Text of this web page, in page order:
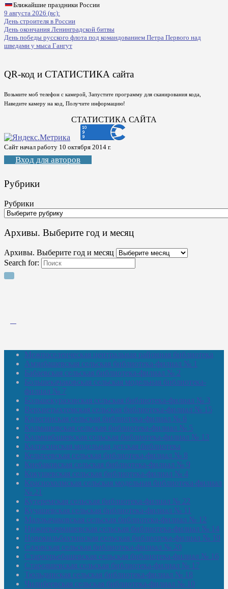
Ближайшие праздники России
9 августа 2026 (вс):
День строителя в России
День окончания Ленинградской битвы
День победы русского флота под командованием Петра Первого над
шведами у мыса Гангут
QR-код и СТАТИСТИКА сайта
Возьмите моб телефон с камерой, Запустите программу для сканирования кода,
Наведите камеру на код, Получите информацию!
СТАТИСТИКА САЙТА
Сайт начал работу 10 октября 2014 г.
Вход для авторов
Рубрики
Рубрики
Архивы. Выберите год и месяц
Архивы. Выберите год и месяц
Search for:
Межпоселенческая центральная районная библиотека
Амзибашевская сельская библиотека-филиал № 1
Бабаевская сельская библиотека-филиал № 2
Большекачаковская сельская модельная библиотека-
филиал № 7
Большекуразовская сельская библиотека-филиал № 3
Верхнетыхтемская сельская библиотека-филиал № 15
Калегинская сельская библиотека-филиал № 6
Калмашевская сельская библиотека-филиал № 5
Калмиябашевская сельская библиотека-филиал № 13
Калтасинская модельная детская библиотека
Кельтеевская сельская библиотека-филиал № 8
Киебаковская сельская библиотека-филиал № 9
Кокушевская сельская библиотека-филиал № 4
Краснохолмская сельская модельная библиотека-филиал
№ 21
Кутеремская сельская библиотека-филиал № 22
Кучашевская сельская библиотека-филиал № 11
Малокачаковская сельская библиотека-филиал № 12
Нижнекачмашевская сельская библиотека-филиал № 14
Новокильбахтинская сельская библиотека-филиал № 19
Сазовская сельская библиотека-филиал № 20
Староорьебашевская сельская библиотека-филиал № 16
Старояшевская сельская библиотека-филиал № 17
Тюльдинская сельская библиотека-филиал № 18
Чилибеевская сельская библиотека-филиал № 10